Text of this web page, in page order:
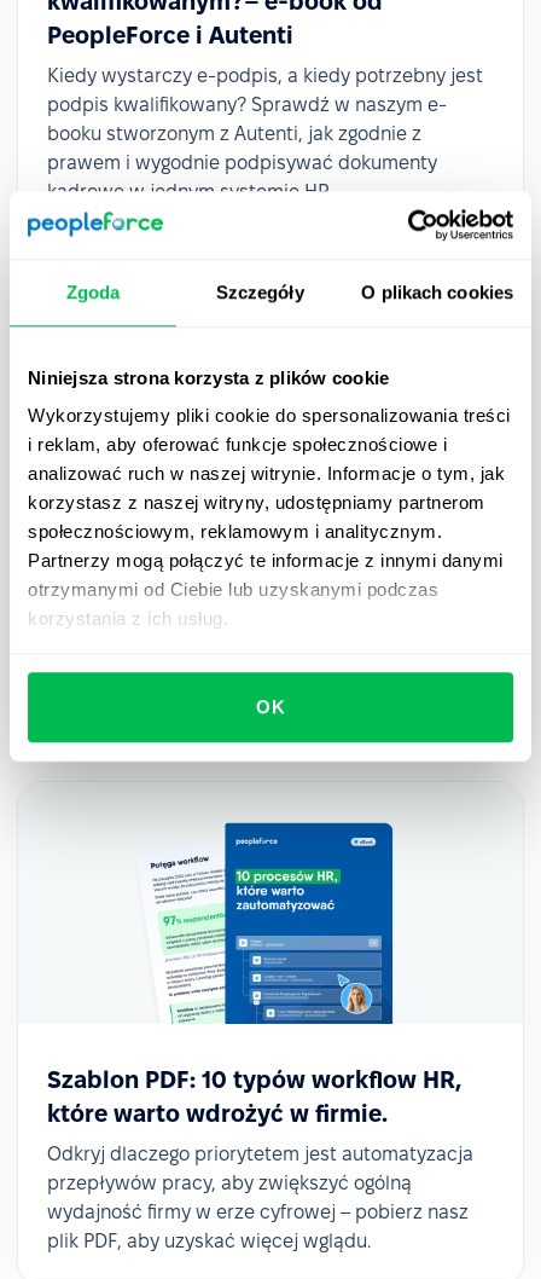
Zgoda Szczegóły O plikach cookies
Niniejsza strona korzysta z plików cookie
Wykorzystujemy pliki cookie do spersonalizowania treści
i reklam, aby oferować funkcje społecznościowe i
analizować ruch w naszej witrynie. Informacje o tym, jak
korzystasz z naszej witryny, udostępniamy partnerom
społecznościowym, reklamowym i analitycznym.
Partnerzy mogą połączyć te informacje z innymi danymi
otrzymanymi od Ciebie lub uzyskanymi podczas
korzystania z ich usług.
OK
PeopleForce i Autenti
Kiedy wystarczy e-podpis, a kiedy potrzebny jest
podpis kwalifikowany? Sprawdź w naszym e-
booku stworzonym z Autenti, jak zgodnie z
prawem i wygodnie podpisywać dokumenty
kadrowe w jednym systemie HR.
Jak platforma HR wspiera firmy w
realizacji strategicznych celów
w koordynowaniu działań zespołu na rzecz
osiągnięcia celów biznesowych.
Szablon PDF: 10 typów workflow HR,
które warto wdrożyć w firmie.
Odkryj dlaczego priorytetem jest automatyzacja
przepływów pracy, aby zwiększyć ogólną
wydajność firmy w erze cyfrowej – pobierz nasz
plik PDF, aby uzyskać więcej wglądu.